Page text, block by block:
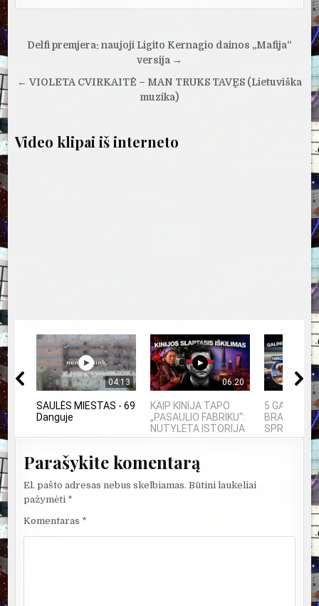
Navigacija
įrašų
Delfi premjera: naujoji Ligito Kernagio dainos „Mafija“
versija →
← VIOLETA CVIRKAITĖ – MAN TRUKS TAVĘS (Lietuviška
muzika)
Video klipai iš interneto
04:13
SAULĖS MIESTAS - 69
Danguje
06:20
KAIP KINIJA TAPO
„PASAULIO FABRIKU“:
NUTYLĖTA ISTORIJA
5
Parašykite komentarą
El. pašto adresas nebus skelbiamas. Būtini laukeliai
pažymėti *
Komentaras *